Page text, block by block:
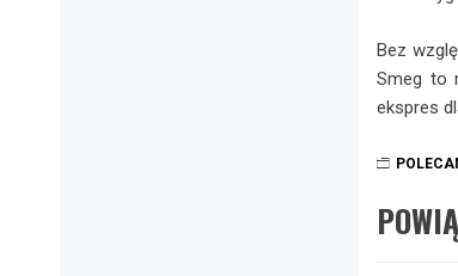
Bez
Smeg to
ekspres